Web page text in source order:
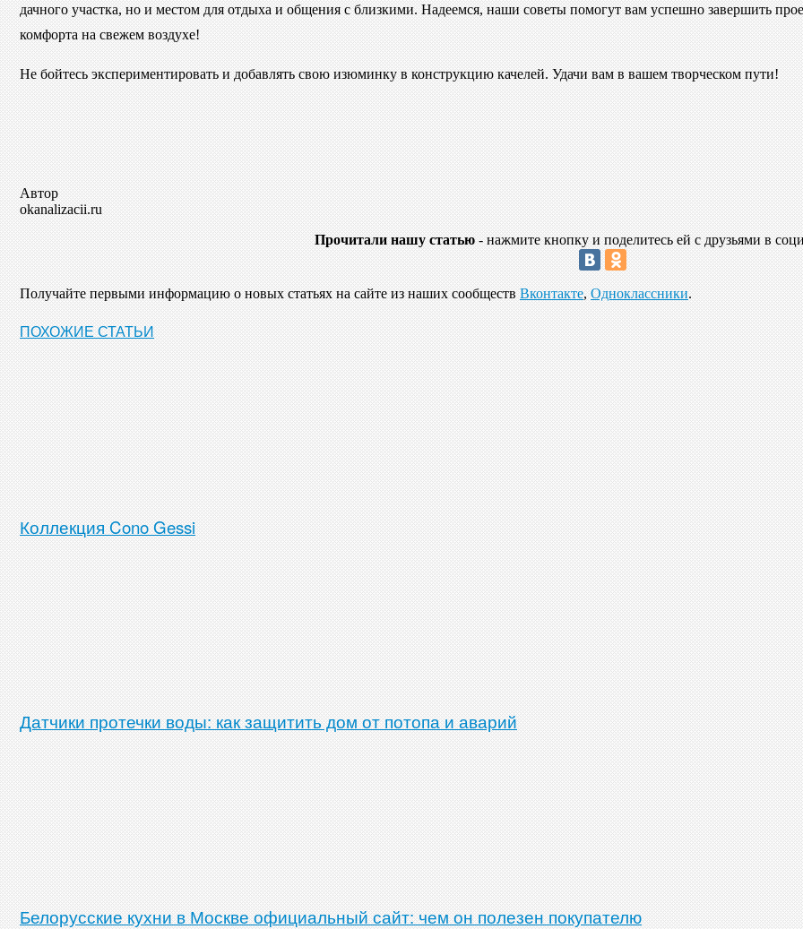
дачного участка, но и местом для отдыха и общения с близкими. Надеемся, наши советы помогут вам успешно завершить
комфорта на свежем воздухе!
Не бойтесь экспериментировать и добавлять свою изюминку в конструкцию качелей. Удачи вам в вашем творческом пути!
Автор
okanalizacii.ru
Прочитали нашу статью - нажмите кнопку и поделитесь ей с друзьями в
Получайте первыми информацию о новых статьях на сайте из наших сообществ Вконтакте, Одноклассники.
ПОХОЖИЕ СТАТЬИ
Коллекция Cono Gessi
Датчики протечки воды: как защитить дом от потопа и аварий
Белорусские кухни в Москве официальный сайт: чем он полезен покупателю